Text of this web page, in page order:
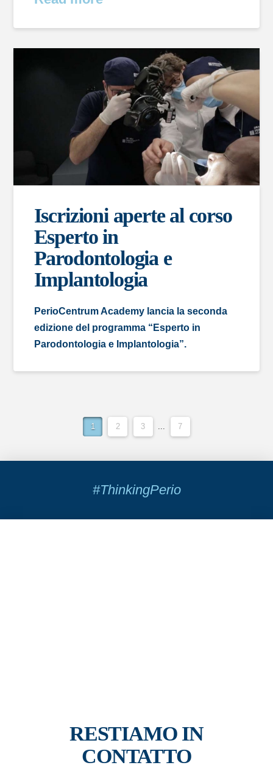
Iscrizioni aperte al corso
Esperto in
Parodontologia e
Implantologia
PerioCentrum Academy lancia la seconda
edizione del programma “Esperto in
Parodontologia e Implantologia”.
1 2 3 7
#ThinkingPerio
RESTIAMO IN
CONTATTO